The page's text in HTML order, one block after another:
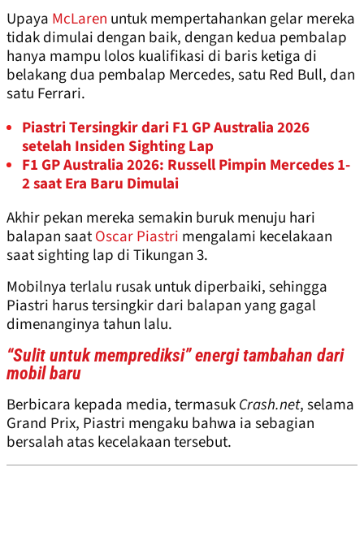
Upaya McLaren untuk mempertahankan gelar mereka
tidak dimulai dengan baik, dengan kedua pembalap
hanya mampu lolos kualifikasi di baris ketiga di
belakang dua pembalap Mercedes, satu Red Bull, dan
satu Ferrari.
Piastri Tersingkir dari F1 GP Australia 2026
setelah Insiden Sighting Lap
F1 GP Australia 2026: Russell Pimpin Mercedes 1-
2 saat Era Baru Dimulai
Akhir pekan mereka semakin buruk menuju hari
balapan saatOscar Piastri mengalami kecelakaan
saat sighting lap di Tikungan 3.
Mobilnya terlalu rusak untuk diperbaiki, sehingga
Piastri harus tersingkir dari balapan yang gagal
dimenanginya tahun lalu.
“Sulit untuk memprediksi” energi tambahan dari
mobil baru
Berbicara kepada media, termasukCrash.net, selama
Grand Prix, Piastri mengaku bahwa ia sebagian
bersalah atas kecelakaan tersebut.